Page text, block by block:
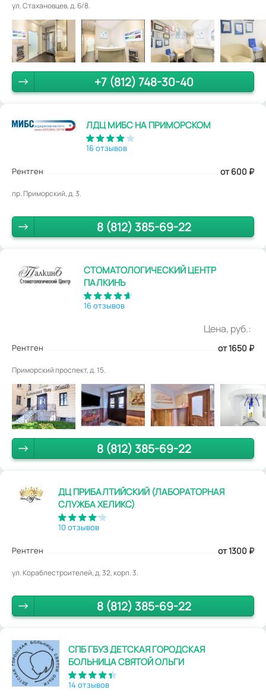
ул. Стахановцев, д. 6/8.
+7 (812) 748-30-40
ЛДЦ МИБС НА ПРИМОРСКОМ
16 отзывов
Рентген от 600 ₽
пр. Приморский, д. 3.
8 (812) 385-69-22
СТОМАТОЛОГИЧЕСКИЙ ЦЕНТР
ПАЛКИНЪ
16 отзывов
Цена, руб.:
Рентген от 1650 ₽
Приморский проспект, д. 15.
8 (812) 385-69-22
ДЦ ПРИБАЛТИЙСКИЙ (ЛАБОРАТОРНАЯ
СЛУЖБА ХЕЛИКС)
10 отзывов
Рентген от 1300 ₽
ул. Кораблестроителей, д. 32, корп. 3.
8 (812) 385-69-22
СПБ ГБУЗ ДЕТСКАЯ ГОРОДСКАЯ
БОЛЬНИЦА СВЯТОЙ ОЛЬГИ
14 отзывов